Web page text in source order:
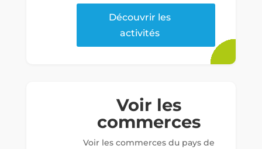
Découvrir les
activités
Voir les
commerces
Voir les commerces du pays de